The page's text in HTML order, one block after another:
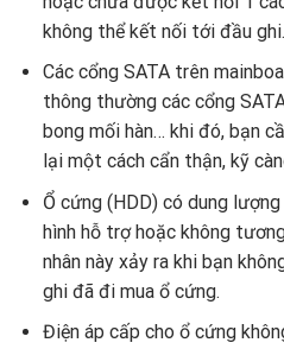
không thể kết nối tới đầu ghi.
Các cổng SATA trên
thông thường các cổng
bong mối hàn… khi đó, bạn
lại một cách cẩn thận, kỹ
Ổ cứng (HDD) có dung
hình hỗ trợ hoặc không
nhân này xảy ra khi bạn
ghi đã đi mua ổ cứng.
Điện áp cấp cho ổ cứng